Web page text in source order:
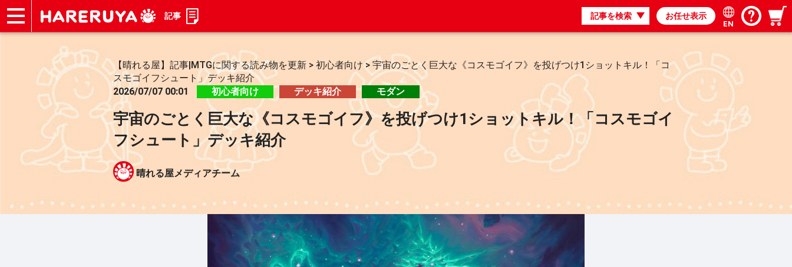
記事 記事を検索 お任せ表示
EN
【晴れる屋】記事|MTGに関する読み物を更新 > 初心者向け> 宇宙のごとく巨大な《コスモゴイフ》を投げつけ1ショットキル！「コ
スモゴイフシュート」デッキ紹介
2026/07/07 00:01
初心者向け デッキ紹介 モダン
宇宙のごとく巨大な《コスモゴイフ》を投げつけ1ショットキル！「コスモゴイ
フシュート」デッキ紹介
晴れる屋メディアチーム